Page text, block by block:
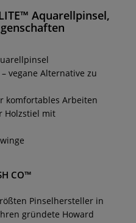
Aquarellpinsel,
vegane Alternative zu
komfortables Arbeiten
Holzstiel mit
CO™
Pinselhersteller in
gründete Howard